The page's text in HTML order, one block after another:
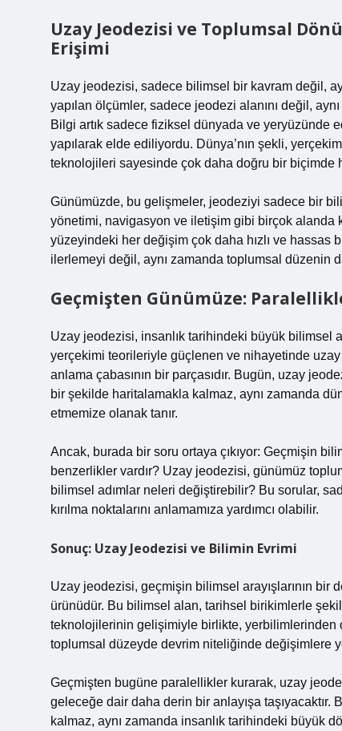
Uzay Jeodezisi ve Toplumsal
Erişimi
Uzay jeodezisi, sadece bilimsel bir kavram değil,
yapılan ölçümler, sadece jeodezi alanını değil,
Bilgi artık sadece fiziksel dünyada ve
yapılarak elde ediliyordu. Dünya’nın şekli,
teknolojileri sayesinde çok daha doğru bir biçimde
Günümüzde, bu gelişmeler, jeodeziyi sadece bir
yönetimi, navigasyon ve iletişim gibi birçok alanda
yüzeyindeki her değişim çok daha hızlı ve
ilerlemeyi değil, aynı zamanda toplumsal düzenin
Geçmişten Günümüze:
Uzay jeodezisi, insanlık tarihindeki büyük bilimsel
yerçekimi teorileriyle güçlenen ve nihayetinde
anlama çabasının bir parçasıdır. Bugün, uzay
bir şekilde haritalamakla kalmaz, aynı zamanda
etmemize olanak tanır.
Ancak, burada bir soru ortaya çıkıyor: Geçmişin
benzerlikler vardır? Uzay jeodezisi, günümüz
bilimsel adımlar neleri değiştirebilir? Bu sorular,
kırılma noktalarını anlamamıza yardımcı olabilir.
Sonuç: Uzay Jeodezisi ve Bilimin Evrimi
Uzay jeodezisi, geçmişin bilimsel arayışlarının bir
ürünüdür. Bu bilimsel alan, tarihsel birikimlerle
teknolojilerinin gelişimiyle birlikte,
toplumsal düzeyde devrim niteliğinde değişimlere
Geçmişten bugüne paralellikler kurarak, uzay
geleceğe dair daha derin bir anlayışa
kalmaz, aynı zamanda insanlık tarihindeki büyük